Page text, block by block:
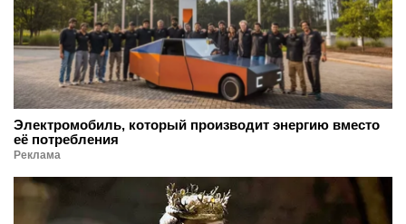
Электромобиль, который производит энергию вместо
её потребления
Реклама